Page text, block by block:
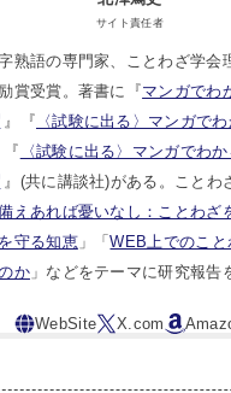
サイト責任者
熟語の専門家、ことわざ学会
賞受賞。著書に『マンガでわ
』『 〈試験に出る〉マンガで
『
〈試験に出る〉マンガでわ
』(共に講談社)がある。ことわ
えあれば憂いなし：ことわざ
守る知恵」「WEB上でのこ
か」などをテーマに研究報告